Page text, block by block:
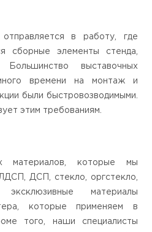
в работу, где
сборные элементы стенда,
выставочных
времени на монтаж и
были быстровозводимыми.
этим требованиям.
материалов, которые мы
ДСП, стекло, оргстекло,
материалы
которые применяем в
того, наши специалисты